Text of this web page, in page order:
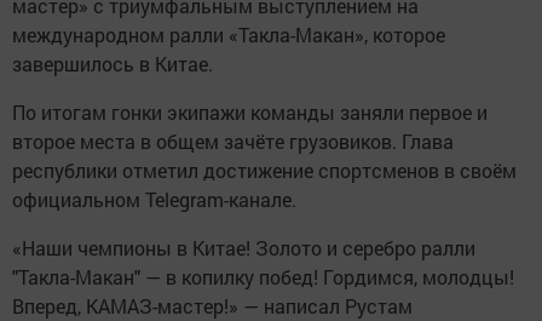
мастер» с триумфальным выступлением на
международном ралли «Такла-Макан», которое
завершилось в Китае.
По итогам гонки экипажи команды заняли первое и
второе места в общем зачёте грузовиков. Глава
республики отметил достижение спортсменов в своём
официальном Telegram-канале.
«Наши чемпионы в Китае! Золото и серебро ралли
"Такла-Макан" — в копилку побед! Гордимся, молодцы!
Вперед, КАМАЗ-мастер!» — написал Рустам